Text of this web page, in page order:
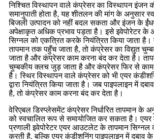
निश्चित विस्थापन वाले कंप्रेसर का विस्थापन इंजन
समानुपाती होता है, यह शीतलन की मांग के अनुसार
बिजली उत्पादन को नहीं बदल सकता और इंजन के
अपेक्षाकृत अधिक प्रभाव पड़ता है। इसे इवेपोरेटर
सिग्नल को एकत्रित करके नियंत्रित किया जाता है।
तापमान तक पहुँच जाता है, तो कंप्रेसर का विद्युत
जाता है और कंप्रेसर काम करना बंद कर देता है।
चुम्बकीय क्लच जुड़ जाता है और कंप्रेसर फिर से
है। स्थिर विस्थापन वाले कंप्रेसर को भी एयर
द्वारा नियंत्रित किया जाता है। जब पाइपलाइन में
है, तो कंप्रेसर काम करना बंद कर देता है।
वेरिएबल डिस्प्लेसमेंट कंप्रेसर निर्धारित तापमान के
को स्वचालित रूप से समायोजित कर सकता है। एयर
प्रणाली इवेपोरेटर एयर आउटलेट के तापमान सिग्नल
करती है, बल्कि एयर कंडीशनिंग पाइपलाइन में दबाव